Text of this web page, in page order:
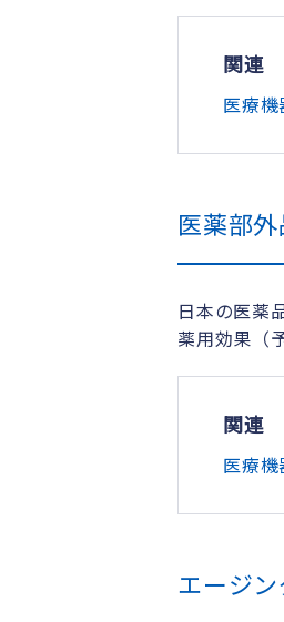
関連
医療機
医薬部外
日本の医薬
薬用効果（
関連
医療機
エージン